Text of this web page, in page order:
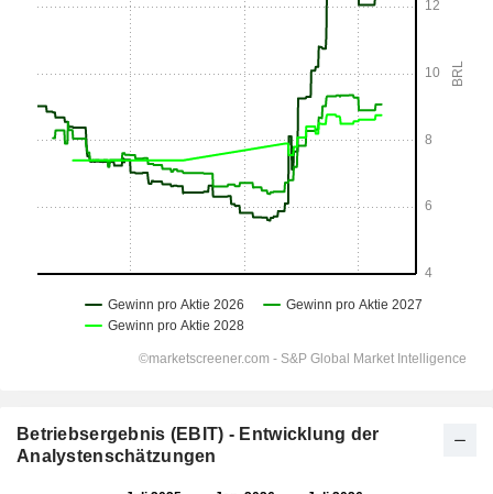
Betriebsergebnis (EBIT) - Entwicklung der
Analystenschätzungen